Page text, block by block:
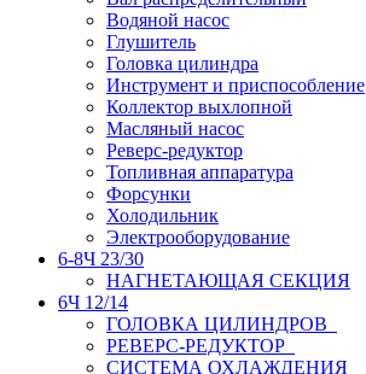
Водяной насос
Глушитель
Головка цилиндра
Инструмент и приспособление
Коллектор выхлопной
Масляный насос
Реверс-редуктор
Топливная аппаратура
Форсунки
Холодильник
Электрооборудование
6-8Ч 23/30
НАГНЕТАЮЩАЯ СЕКЦИЯ
6Ч 12/14
ГОЛОВКА ЦИЛИНДРОВ
РЕВЕРС-РЕДУКТОР
СИСТЕМА ОХЛАЖДЕНИЯ